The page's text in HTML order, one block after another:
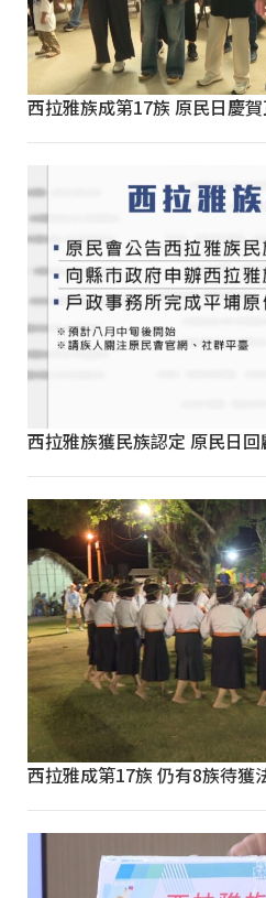
西拉雅族成第17族 原民日慶
西拉雅族獲民族認定 原民日
西拉雅成第17族 仍有8族待獲